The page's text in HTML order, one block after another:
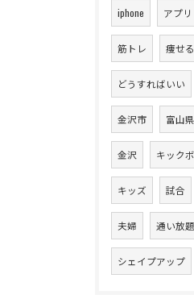
iphone アプリ
筋トレ 痩せる
どうすればいい
金沢市 富山県
金沢 キック
キッズ 試合
夫婦 通い放題
シェイプアップ